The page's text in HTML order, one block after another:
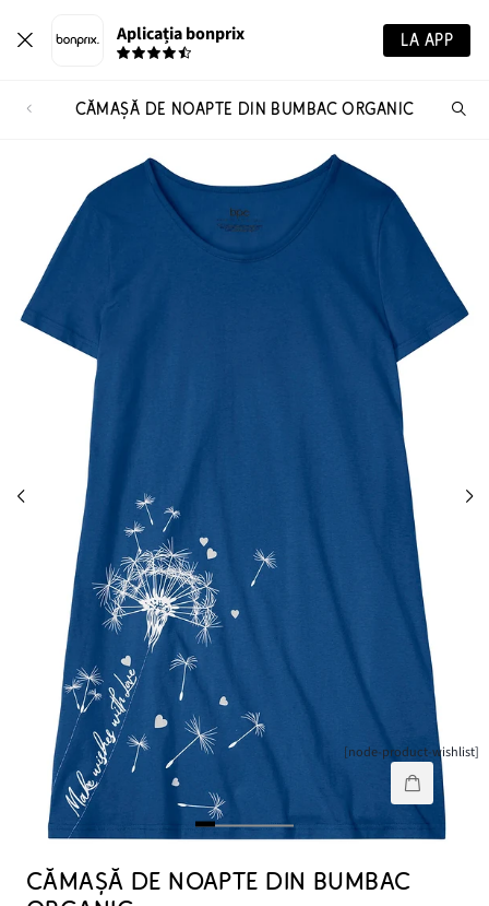
Aplicația bonprix LA APP
CĂMAȘĂ DE NOAPTE DIN BUMBAC ORGANIC
[node-product-wishlist]
CĂMAȘĂ DE NOAPTE DIN BUMBAC